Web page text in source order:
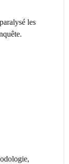
les